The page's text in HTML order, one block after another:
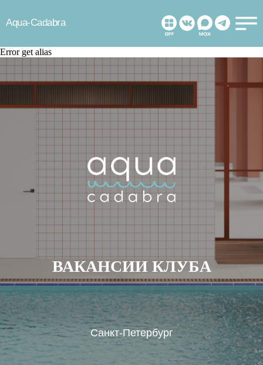
Aqua-Cadabra
Error get alias
ВАКАНСИИ КЛУБА
Санкт-Петербург